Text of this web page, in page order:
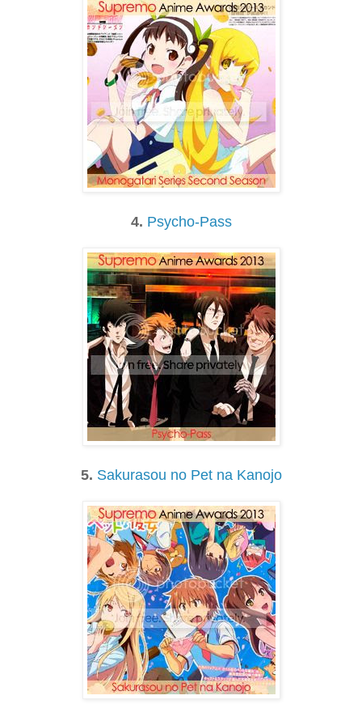
4. Psycho-Pass
5. Sakurasou no Pet na Kanojo